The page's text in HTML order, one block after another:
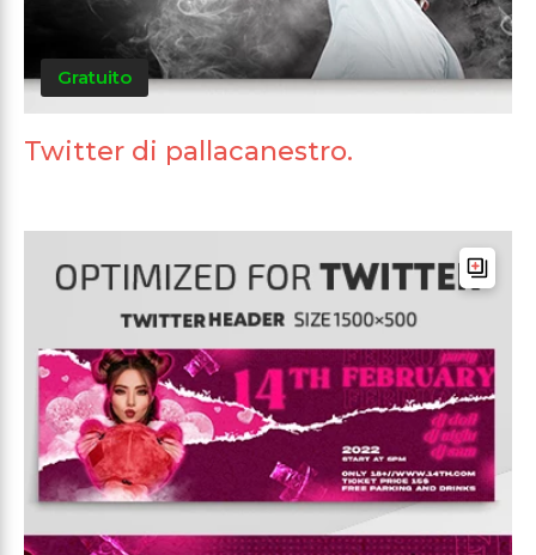
Gratuito
Twitter di pallacanestro.